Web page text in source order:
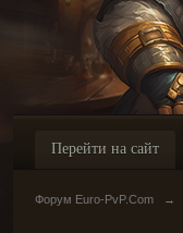
Перейти на сайт
Форум Euro-PvP.Com →